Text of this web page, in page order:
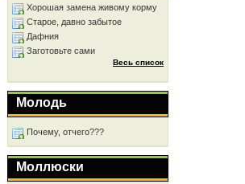
Хорошая замена живому корму
Старое, давно забытое
Дафния
Заготовьте сами
Весь список
Молодь
Почему, отчего???
Моллюски